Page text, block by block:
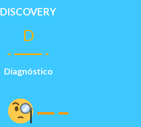
DISCOVERY
D
Diagnóstico
—–